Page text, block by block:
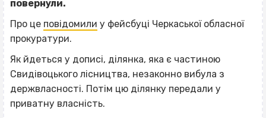
повернули.
Про це повідомили у фейсбуці Черкаської обласної
прокуратури.
Як йдеться у дописі, ділянка, яка є частиною
Свидівоцького лісництва, незаконно вибула з
держвласності. Потім цю ділянку передали у
приватну власність.